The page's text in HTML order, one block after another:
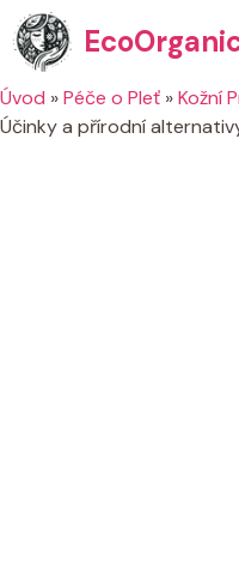
Přeskočit
na
obsah
Úvod »Péče o Pleť »Kožní
Účinky a přírodní